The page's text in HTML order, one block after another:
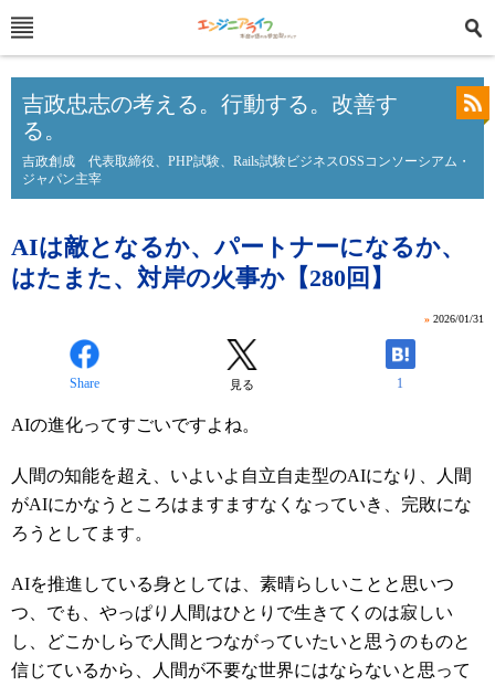
吉政忠志の考える。行動する。改善す
る。
吉政創成 代表取締役、PHP試験、Rails試験ビジネスOSSコンソーシアム・
ジャパン主宰
AIは敵となるか、パートナーになるか、
はたまた、対岸の火事か【280回】
» 2026/01/31
Share 見る 1
AIの進化ってすごいですよね。
人間の知能を超え、いよいよ自立自走型のAIになり、人間
がAIにかなうところはますますなくなっていき、完敗にな
ろうとしてます。
AIを推進している身としては、素晴らしいことと思いつ
つ、でも、やっぱり人間はひとりで生きてくのは寂しい
し、どこかしらで人間とつながっていたいと思うのものと
信じているから、人間が不要な世界にはならないと思って